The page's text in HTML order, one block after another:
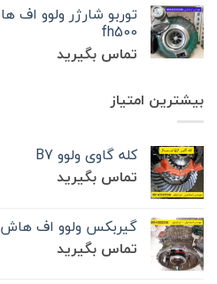
fh500
تماس بگیرید
بیشترین امتیاز
کله گاوی ولوو B7
تماس بگیرید
گیربکس ولوو اف هاش FH13
تماس بگیرید